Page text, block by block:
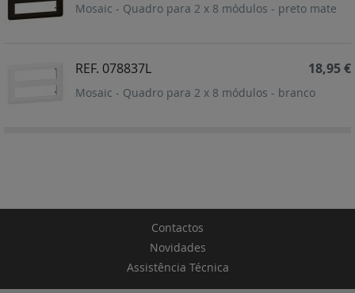
Mosaic - Quadro para 2 x 8 módulos - preto mate
REF. 078837L
Mosaic - Quadro para 2 x 8 módulos - branco
18,95 €
Contactos
Novidades
Assistência Técnica